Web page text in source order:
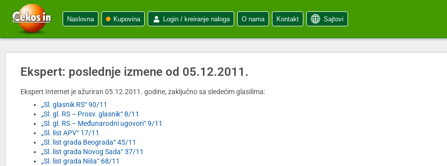
Naslovna Kupovina Login / kreiranje naloga O nama Kontakt Sajtovi
Ekspert: poslednje izmene od 05.12.2011.
Ekspert Internet je ažuriran 05.12.2011. godine, zaključno sa sledećim glasilima:
„Sl. glasnik RS“ 90/11
„Sl. gl. RS – Prosv. glasnik“ 8/11
„Sl. gl. RS – Međunarodni ugovori“ 9/11
„Sl. list APV“ 17/11
„Sl. list grada Beograda“ 45/11
„Sl. list grada Novog Sada“ 37/11
„Sl. list grada Niša“ 68/11